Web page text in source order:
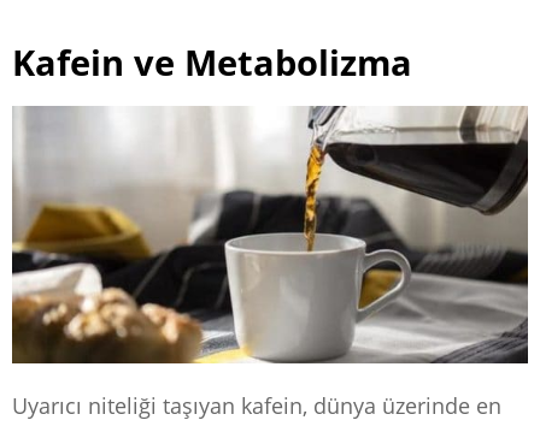
Kafein ve Metabolizma
Uyarıcı niteliği taşıyan kafein, dünya üzerinde en